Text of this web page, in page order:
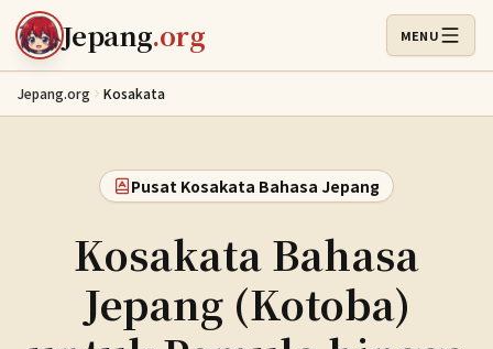
Lewati ke konten utama
Jepang.org Buka Menu
MENU
Jepang.org Kosakata
Pusat Kosakata Bahasa Jepang
Kosakata Bahasa
Jepang (Kotoba)